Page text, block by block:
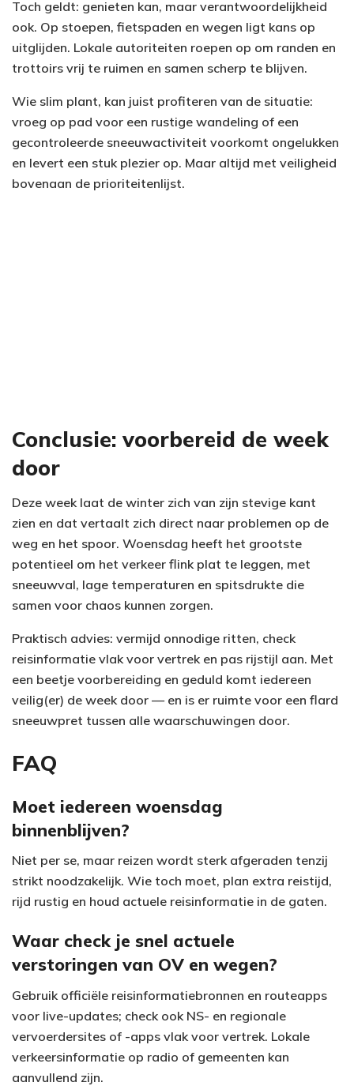
Toch geldt: genieten kan, maar verantwoordelijkheid
ook. Op stoepen, fietspaden en wegen ligt kans op
uitglijden. Lokale autoriteiten roepen op om randen en
trottoirs vrij te ruimen en samen scherp te blijven.
Wie slim plant, kan juist profiteren van de situatie:
vroeg op pad voor een rustige wandeling of een
gecontroleerde sneeuwactiviteit voorkomt ongelukken
en levert een stuk plezier op. Maar altijd met veiligheid
bovenaan de prioriteitenlijst.
Conclusie: voorbereid de week
door
Deze week laat de winter zich van zijn stevige kant
zien en dat vertaalt zich direct naar problemen op de
weg en het spoor. Woensdag heeft het grootste
potentieel om het verkeer flink plat te leggen, met
sneeuwval, lage temperaturen en spitsdrukte die
samen voor chaos kunnen zorgen.
Praktisch advies: vermijd onnodige ritten, check
reisinformatie vlak voor vertrek en pas rijstijl aan. Met
een beetje voorbereiding en geduld komt iedereen
veilig(er) de week door — en is er ruimte voor een flard
sneeuwpret tussen alle waarschuwingen door.
FAQ
Moet iedereen woensdag
binnenblijven?
Niet per se, maar reizen wordt sterk afgeraden tenzij
strikt noodzakelijk. Wie toch moet, plan extra reistijd,
rijd rustig en houd actuele reisinformatie in de gaten.
Waar check je snel actuele
verstoringen van OV en wegen?
Gebruik officiële reisinformatiebronnen en routeapps
voor live-updates; check ook NS- en regionale
vervoerdersites of -apps vlak voor vertrek. Lokale
verkeersinformatie op radio of gemeenten kan
aanvullend zijn.